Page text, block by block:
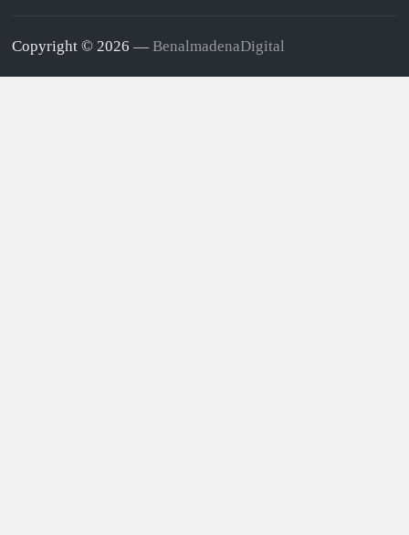
Copyright © 2026 —BenalmadenaDigital